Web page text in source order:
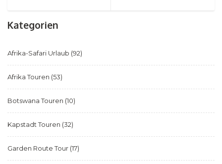
Kategorien
Afrika-Safari Urlaub (92)
Afrika Touren (53)
Botswana Touren (10)
Kapstadt Touren (32)
Garden Route Tour (17)